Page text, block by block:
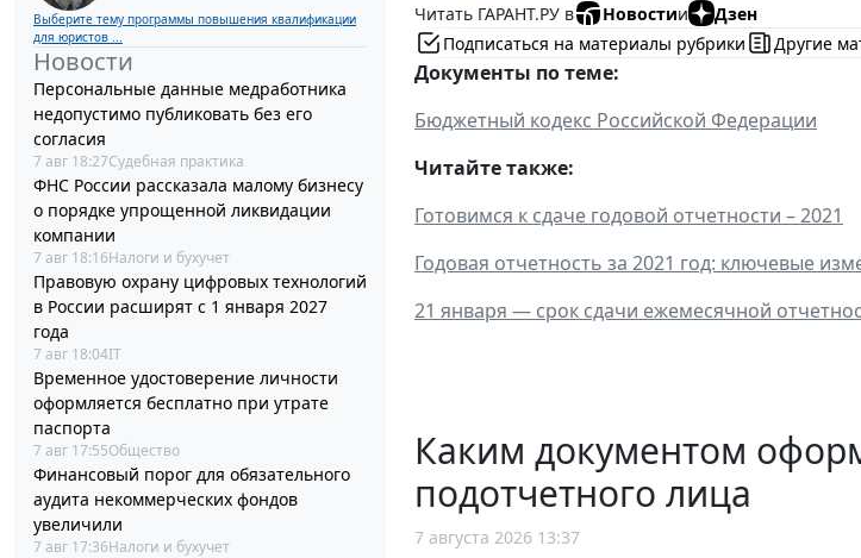
Выберите тему программы повышения квалификации
для юристов ...
Новости
Персональные данные медработника
недопустимо публиковать без его
согласия
7 авг 18:27Судебная практика
ФНС России рассказала малому бизнесу
о порядке упрощенной ликвидации
компании
7 авг 18:16Налоги и бухучет
Правовую охрану цифровых технологий
в России расширят с 1 января 2027
года
7 авг 18:04IT
Временное удостоверение личности
оформляется бесплатно при утрате
паспорта
7 авг 17:55Общество
Финансовый порог для обязательного
аудита некоммерческих фондов
увеличили
7 авг 17:36Налоги и бухучет
Читать ГАРАНТ.РУ в
Новостии
Дзен
Подписаться на материалы рубрики
Другие
Документы по теме:
Бюджетный кодекс Российской Федерации
Читайте также:
Готовимся к сдаче годовой отчетности – 2021
Годовая отчетность за 2021 год: ключевые
21 января — срок сдачи ежемесячной
Каким документом
подотчетного лица
7 августа 2026 13:37